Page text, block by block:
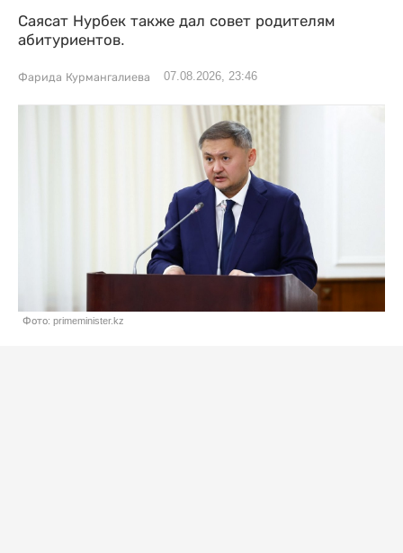
Саясат Нурбек также дал совет родителям
абитуриентов.
Фарида Курмангалиева 07.08.2026, 23:46
Фото: primeminister.kz